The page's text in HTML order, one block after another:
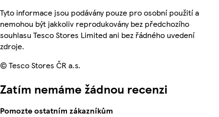
Tyto informace jsou podávány pouze pro osobní použití a
nemohou být jakkoliv reprodukovány bez předchozího
souhlasu Tesco Stores Limited ani bez řádného uvedení
zdroje.
© Tesco Stores ČR a.s.
Zatím nemáme žádnou recenzi
Pomozte ostatním zákazníkům